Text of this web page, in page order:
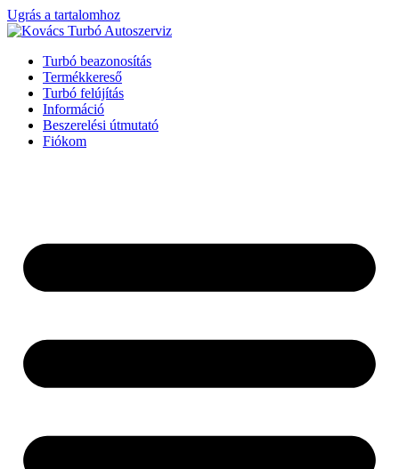
Ugrás a tartalomhoz
Turbó beazonosítás
Termékkereső
Turbó felújítás
Információ
Beszerelési útmutató
Fiókom